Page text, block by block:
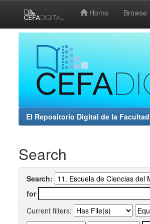
Home Browse
El Repositorio Digital de la
Search
Search:
for
Current filters: